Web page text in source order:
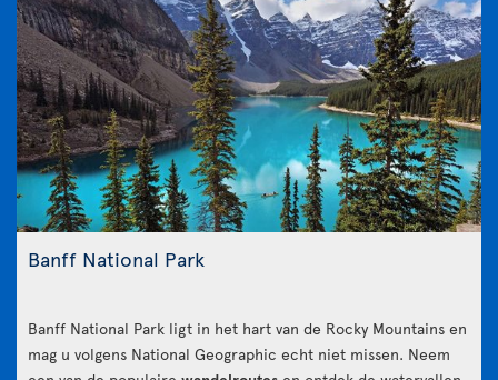
Banff National Park
Banff National Park ligt in het hart van de Rocky Mountains en
mag u volgens National Geographic echt niet missen. Neem